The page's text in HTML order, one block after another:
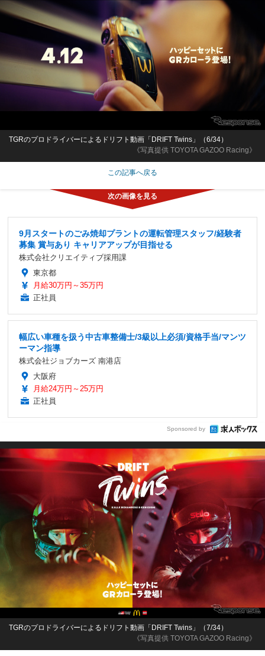
《写真提供 TOYOTA GAZOO Racing》
TGRのプロドライバーによるドリフト動画「DRIFT Twins」（6/34）
この記事へ戻る
9月スタートのごみ焼却プラントの運転管理スタッフ/経験者
募集 賞与あり キャリアアップが目指せる
株式会社クリエイティブ採用課
東京都
月給30万円～35万円
正社員
幅広い車種を扱う中古車整備士/3級以上必須/資格手当/マンツ
ーマン指導
株式会社ジョブカーズ 南港店
大阪府
月給24万円～25万円
正社員
Sponsored by
《写真提供 TOYOTA GAZOO Racing》
TGRのプロドライバーによるドリフト動画「DRIFT Twins」（7/34）